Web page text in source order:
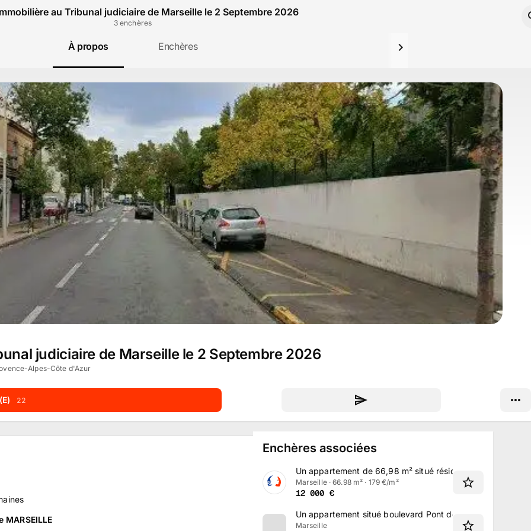
au Tribunal judiciaire de Marseille le 2 Septembre 2026
3enchères
À propos Enchères
judiciaire de Marseille le 2 Septembre 2026
Alpes-Côte d'Azur
22
Enchères associées
Un appartement de 66,98 m² situé résidence La
Marseille · 66.98 m² · 179 €/m²
12 000 €
Un appartement situé boulevard Pont de Vivaux à Marseille
Marseille